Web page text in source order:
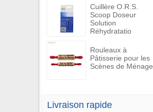
Cuillère O.R.S.
Scoop Doseur
Solution
Réhydratatio
Rouleaux à
Pâtisserie pour les
Scènes de Ménage
Livraison rapide